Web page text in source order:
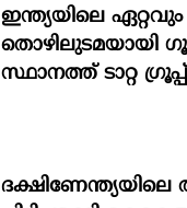
ഇന്ത്യയിലെ
തൊഴിലുടമയായി
സ്ഥാനത്ത് ടാറ്റ ഗ്രൂപ്പ്